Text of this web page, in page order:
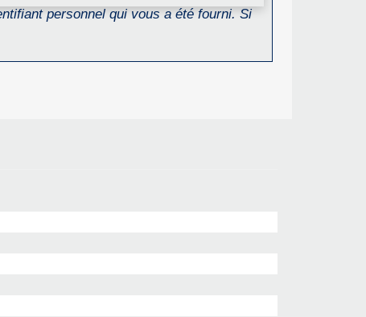
personnel qui vous a été fourni. Si